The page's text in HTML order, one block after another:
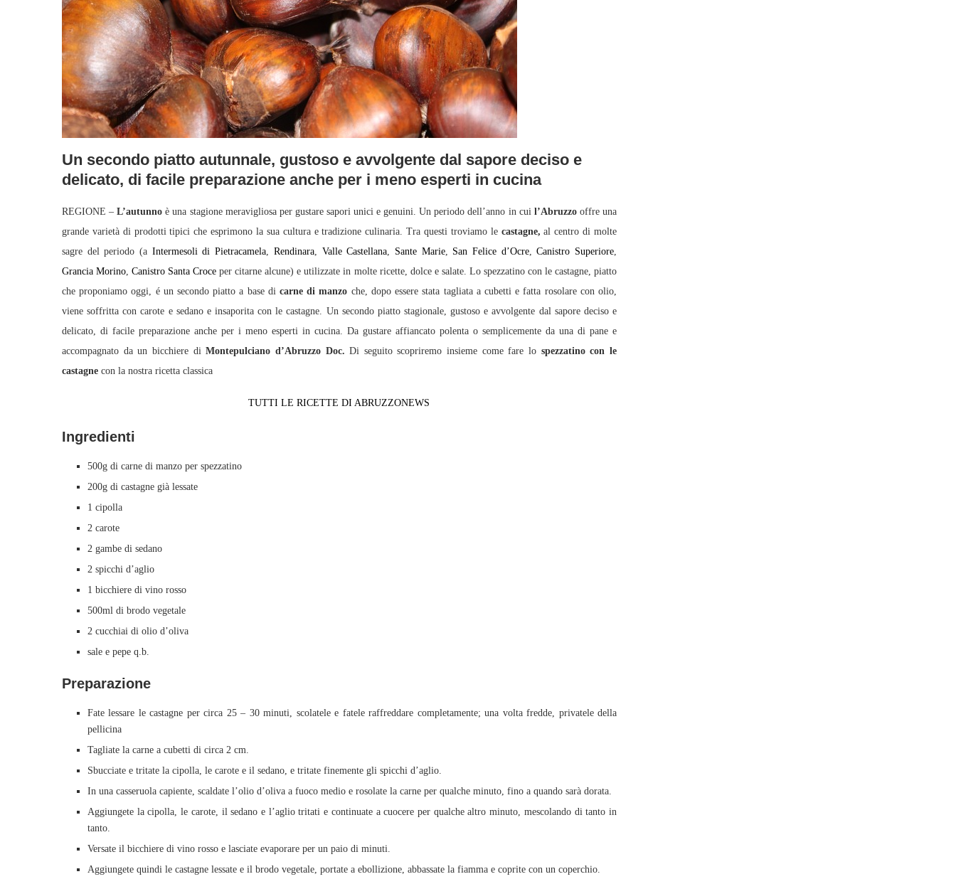
Un secondo piatto autunnale, gustoso e avvolgente dal sapore deciso e
delicato, di facile preparazione anche per i meno esperti in cucina
REGIONE –L’autunno è una stagione meravigliosa per gustare sapori unici e genuini. Un periodo dell’anno in cui l’Abruzzooffre una
grande varietà di prodotti tipici che esprimono la sua cultura e tradizione culinaria. Tra questi troviamo le castagne, al centro di molte
sagre del periodo (a Intermesoli di Pietracamela, Rendinara, Valle Castellana, Sante Marie, San Felice d’Ocre,Canistro Superiore,
Grancia Morino,Canistro Santa Croce per citarne alcune) e utilizzate in molte ricette, dolce e salate. Lo spezzatino con le castagne, piatto
che proponiamo oggi, é un secondo piatto a base dicarne di manzo che, dopo essere stata tagliata a cubetti e fatta rosolare con olio,
viene soffritta con carote e sedano e insaporita con le castagne. Un secondo piatto stagionale, gustoso e avvolgente dal sapore deciso e
delicato, di facile preparazione anche per i meno esperti in cucina. Da gustare affiancato polenta o semplicemente da una di pane e
accompagnato da un bicchiere diMontepulciano d’Abruzzo Doc. Di seguito scopriremo insieme come fare lo spezzatino con le
castagne con la nostra ricetta classica
TUTTI LE RICETTE DI ABRUZZONEWS
Ingredienti
500g di carne di manzo per spezzatino
200g di castagne già lessate
1 cipolla
2 carote
2 gambe di sedano
2 spicchi d’aglio
1 bicchiere di vino rosso
500ml di brodo vegetale
2 cucchiai di olio d’oliva
sale e pepe q.b.
Preparazione
Fate lessare le castagne per circa 25 – 30 minuti, scolatele e fatele raffreddare completamente; una volta fredde, privatele della
pellicina
Tagliate la carne a cubetti di circa 2 cm.
Sbucciate e tritate la cipolla, le carote e il sedano, e tritate finemente gli spicchi d’aglio.
In una casseruola capiente, scaldate l’olio d’oliva a fuoco medio e rosolate la carne per qualche minuto, fino a quando sarà dorata.
Aggiungete la cipolla, le carote, il sedano e l’aglio tritati e continuate a cuocere per qualche altro minuto, mescolando di tanto in
tanto.
Versate il bicchiere di vino rosso e lasciate evaporare per un paio di minuti.
Aggiungete quindi le castagne lessate e il brodo vegetale, portate a ebollizione, abbassate la fiamma e coprite con un coperchio.